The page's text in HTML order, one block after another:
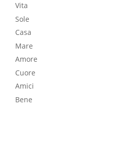
Vita
Sole
Casa
Mare
Amore
Cuore
Amici
Bene